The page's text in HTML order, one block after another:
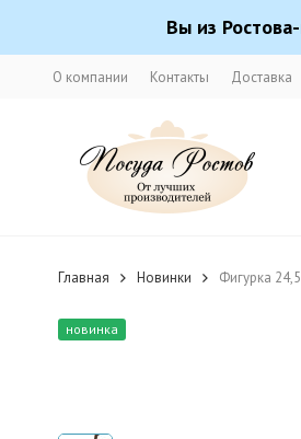
Вы из
О компании Контакты Доставка
Главная Новинки Фигурка
новинка